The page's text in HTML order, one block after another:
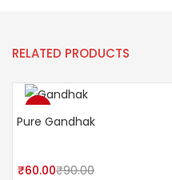
RELATED PRODUCTS
-33%
Pure Gandhak
₹60.00₹90.00